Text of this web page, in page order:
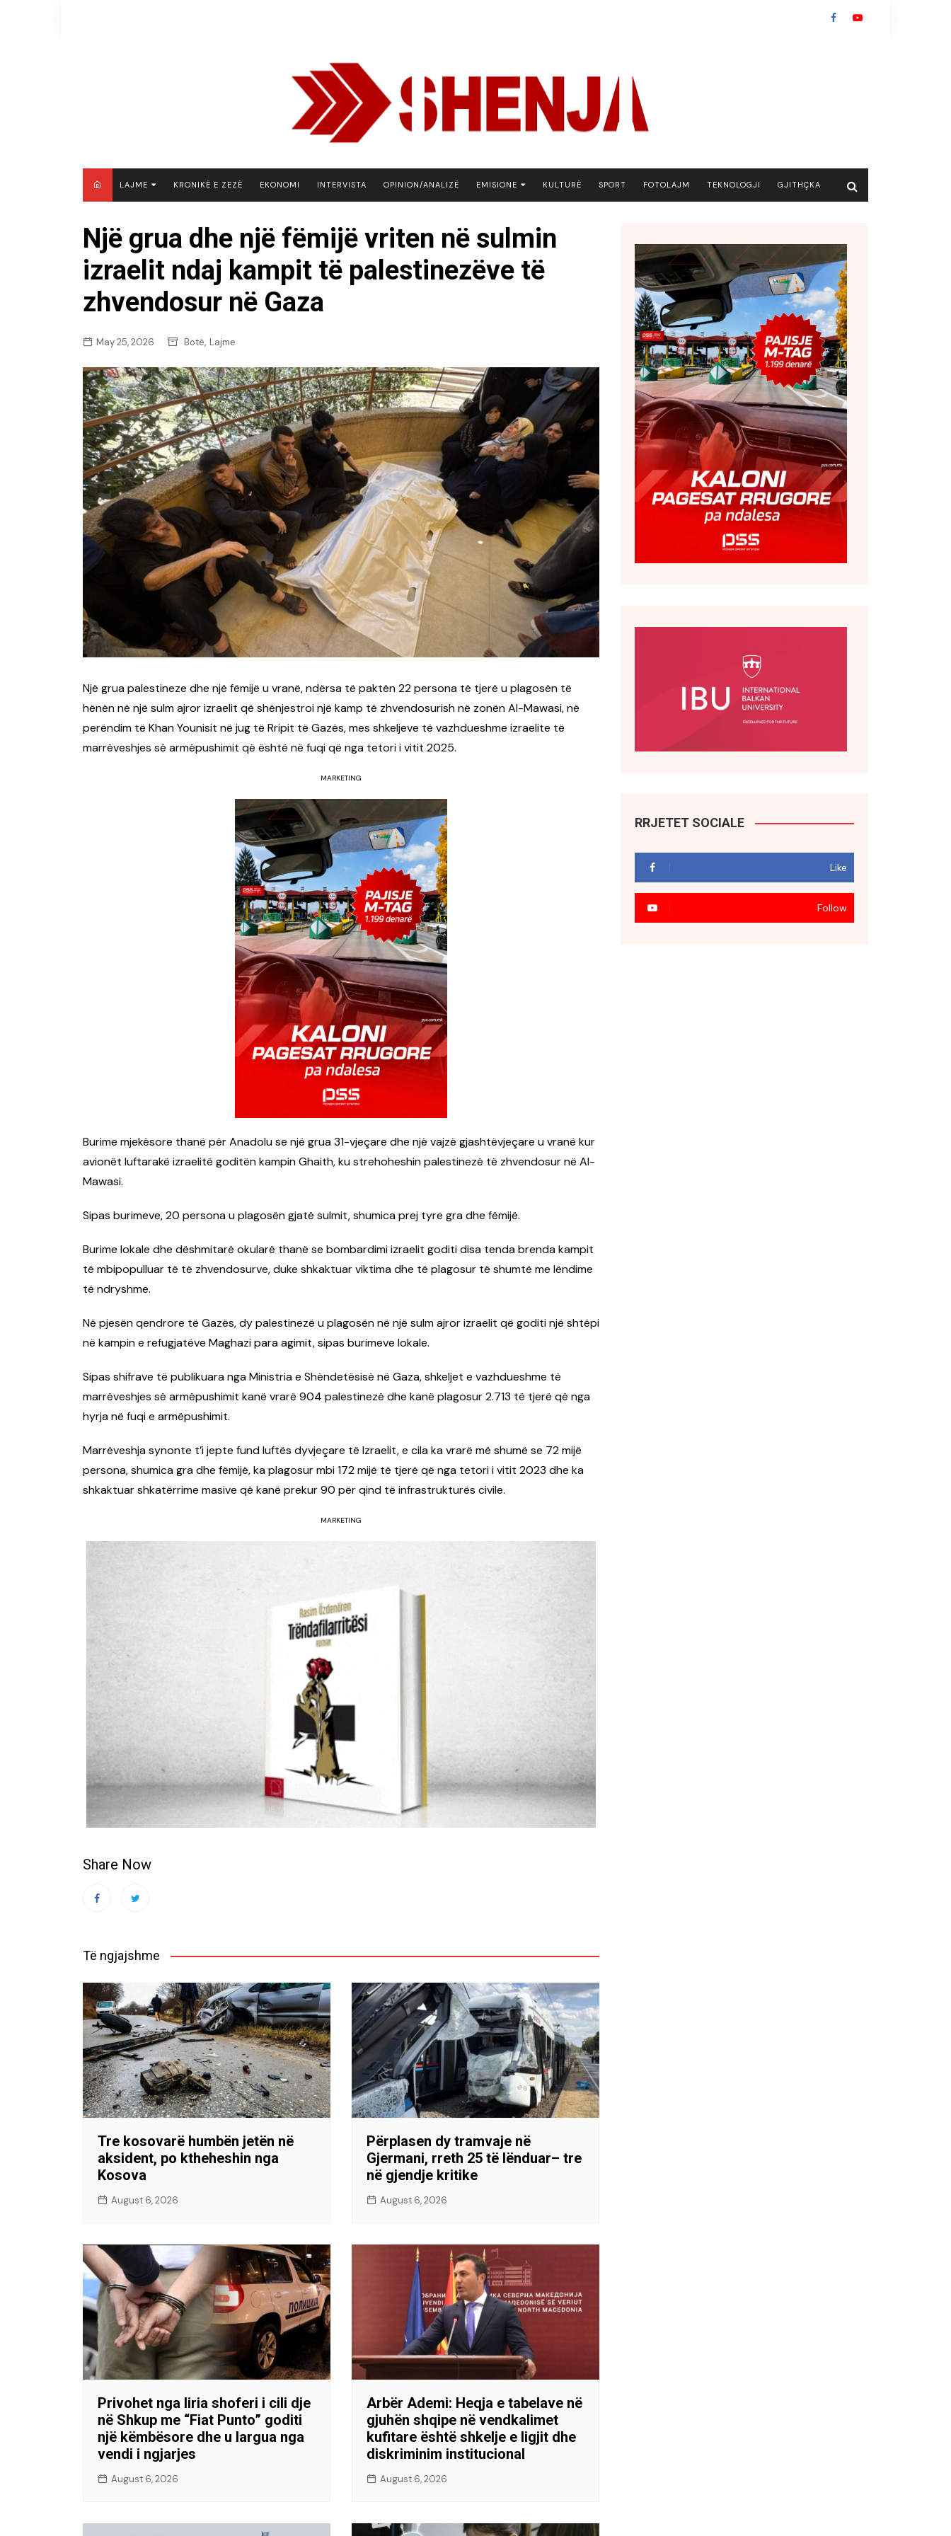
LAJME
KOSOVË
SHQIPËRI
BOTË
KRONIKË E ZEZË EKONOMI INTERVISTA OPINION/ANALIZË EMISIONE
BOTA NE FOKUS
EKONOMIKS
INTERVISTA EMISION
KONAKU
KU E KISHIM FJALEN
LIGJERATE FETARE
PIKËPAMJE
RECETA E DITES
RELAKS
RETRO JAVORE
KULTURË SPORT FOTOLAJM TEKNOLOGJI GJITHÇKA
Një grua dhe një fëmijë vriten në sulmin
izraelit ndaj kampit të palestinezëve të
zhvendosur në Gaza
May 25, 2026 Botë, Lajme
Një grua palestineze dhe një fëmijë u vranë, ndërsa të paktën 22 persona të tjerë u plagosën të
hënën në një sulm ajror izraelit që shënjestroi një kamp të zhvendosurish në zonën Al-Mawasi, në
perëndim të Khan Younisit në jug të Rripit të Gazës, mes shkeljeve të vazhdueshme izraelite të
marrëveshjes së armëpushimit që është në fuqi që nga tetori i vitit 2025.
MARKETING
Burime mjekësore thanë për Anadolu se një grua 31-vjeçare dhe një vajzë gjashtëvjeçare u vranë kur
avionët luftarakë izraelitë goditën kampin Ghaith, ku strehoheshin palestinezë të zhvendosur në Al-
Mawasi.
Sipas burimeve, 20 persona u plagosën gjatë sulmit, shumica prej tyre gra dhe fëmijë.
Burime lokale dhe dëshmitarë okularë thanë se bombardimi izraelit goditi disa tenda brenda kampit
të mbipopulluar të të zhvendosurve, duke shkaktuar viktima dhe të plagosur të shumtë me lëndime
të ndryshme.
Në pjesën qendrore të Gazës, dy palestinezë u plagosën në një sulm ajror izraelit që goditi një shtëpi
në kampin e refugjatëve Maghazi para agimit, sipas burimeve lokale.
Sipas shifrave të publikuara nga Ministria e Shëndetësisë në Gaza, shkeljet e vazhdueshme të
marrëveshjes së armëpushimit kanë vrarë 904 palestinezë dhe kanë plagosur 2.713 të tjerë që nga
hyrja në fuqi e armëpushimit.
Marrëveshja synonte t’i jepte fund luftës dyvjeçare të Izraelit, e cila ka vrarë më shumë se 72 mijë
persona, shumica gra dhe fëmijë, ka plagosur mbi 172 mijë të tjerë që nga tetori i vitit 2023 dhe ka
shkaktuar shkatërrime masive që kanë prekur 90 për qind të infrastrukturës civile.
MARKETING
Share Now
Të ngjajshme
Tre kosovarë humbën jetën në
aksident, po ktheheshin nga
Kosova
August 6, 2026
Përplasen dy tramvaje në
Gjermani, rreth 25 të lënduar– tre
në gjendje kritike
August 6, 2026
Privohet nga liria shoferi i cili dje
në Shkup me “Fiat Punto” goditi
një këmbësore dhe u largua nga
vendi i ngjarjes
August 6, 2026
Arbër Ademi: Heqja e tabelave në
gjuhën shqipe në vendkalimet
kufitare është shkelje e ligjit dhe
diskriminim institucional
August 6, 2026
RRJETET SOCIALE
Like
Follow